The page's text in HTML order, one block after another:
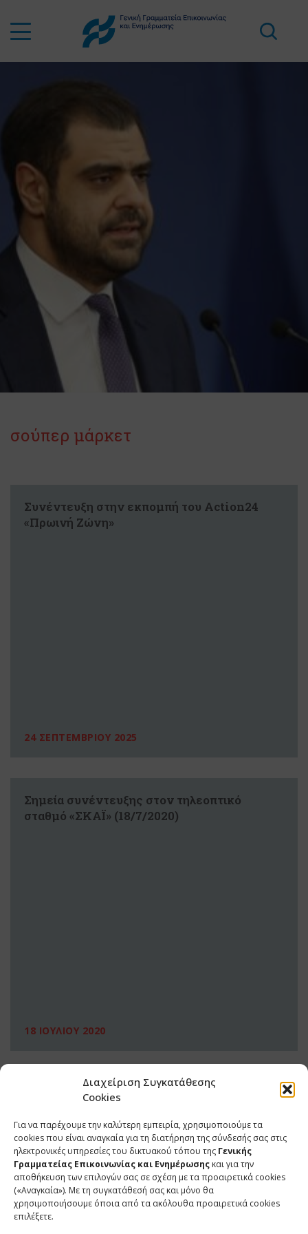
Διαχείριση Συγκατάθεσης
Cookies
Για να παρέχουμε την καλύτερη εμπειρία, χρησιμοποιούμε τα
cookies που είναι αναγκαία για τη διατήρηση της σύνδεσής σας στις
ηλεκτρονικές υπηρεσίες του δικτυακού τόπου της Γενικής
Γραμματείας Επικοινωνίας και Ενημέρωσης και για την
αποθήκευση των επιλογών σας σε σχέση με τα προαιρετικά cookies
(«Αναγκαία»). Με τη συγκατάθεσή σας και μόνο θα
χρησιμοποιήσουμε όποια από τα ακόλουθα προαιρετικά cookies
επιλέξετε.
σούπερ μάρκετ
Συνέντευξη στην εκπομπή του Action24
«Πρωινή Ζώνη»
24 ΣΕΠΤΕΜΒΡΙΟΥ 2025
Σημεία συνέντευξης στον τηλεοπτικό
σταθμό «ΣΚΑΪ» (18/7/2020)
18 ΙΟΥΛΙΟΥ 2020
ΕΠΙΚΟΙΝΩΝΙΑ
Φραγκούδη 11 & Αλεξάνδρου Πάντου